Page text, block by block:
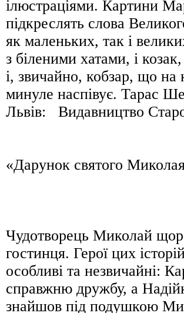
ілюстраціями. Картини
підкреслять слова
як маленьких, так і
з біленими хатами, і
і, звичайно, кобзар, що на
минуле наспівує. Тарас
Львів: Видавництво
«Дарунок святого
Чудотворець Миколай
гостинця. Герої цих
особливі та незвичайні:
справжню дружбу, а
знайшов під подушкою